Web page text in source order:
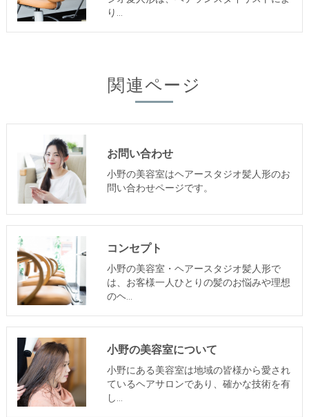
り…
関連ページ
お問い合わせ
小野の美容室はヘアースタジオ髪人形のお
問い合わせページです。
コンセプト
小野の美容室・ヘアースタジオ髪人形で
は、お客様一人ひとりの髪のお悩みや理想
のヘ…
小野の美容室について
小野にある美容室は地域の皆様から愛され
ているヘアサロンであり、確かな技術を有
し…